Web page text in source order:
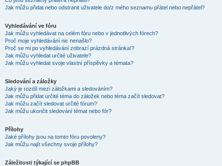
Jak můžu přidat nebo odstranit uživatele do/z mého seznamu přátel nebo nepřátel?
Vyhledávání ve fóru
Jak můžu vyhledávat na celém fóru nebo v jednotlivých fórech?
Proč moje vyhledávání nic nenašlo?
Proč se mi po vyhledávání zobrazí prázdná stránka!?
Jak můžu vyhledat určité uživatele?
Jak můžu vyhledat svoje vlastní příspěvky a témata?
Sledování a záložky
Jaký je rozdíl mezi záložkami a sledováním?
Jak můžu přidat určité téma do záložek nebo téma začít sledovat?
Jak můžu začít sledovat určité fórum?
Jak můžu ukončit sledování témat nebo fór?
Přílohy
Jaké přílohy jsou na tomto fóru povoleny?
Jak můžu najít všechny svoje přílohy?
Záležitosti týkající se phpBB